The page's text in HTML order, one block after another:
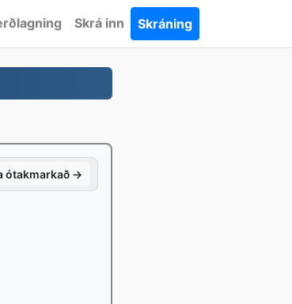
Skrá inn Skráning
ótakmarkað →